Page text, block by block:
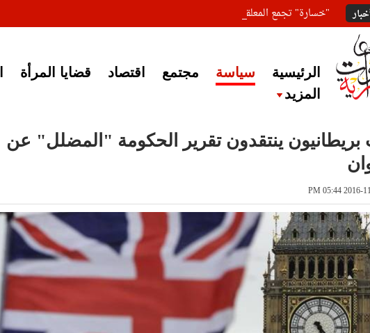
"خسارة" تجمع المعلقين على خبر إغلاق أصوات مصرية
الرئيسية سياسة مجتمع اقتصاد قضايا المرأة
المزيد
بريطانيون ينتقدون تقرير الحكومة "المضلل" عن